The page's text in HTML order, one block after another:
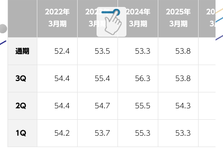
2022年
3月期
2023年
3月期
2024年
3月期
2025年
3月期
3月
通期 52.4 53.5 53.3 53.8
3Q 54.4 55.4 56.3 53.8
2Q 54.4 54.7 55.5 54.3
1Q 54.2 53.7 55.3 53.3